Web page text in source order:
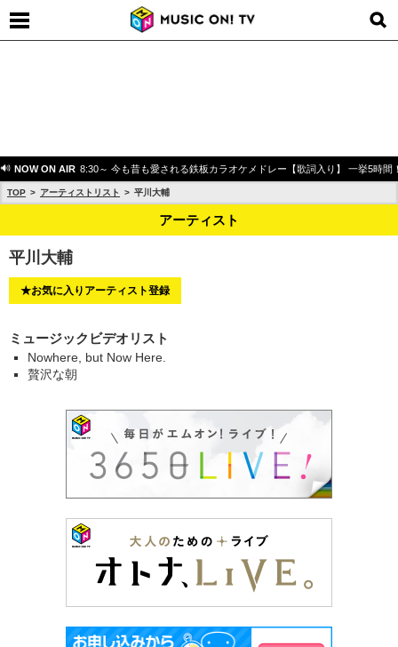
NOW ON AIR 8:30～ 今も昔も愛される鉄板カラオケメドレー【歌詞入り】 一挙5時間
TOP アーティストリスト 平川大輔
アーティスト
平川大輔
★お気に入りアーティスト登録
ミュージックビデオリスト
Nowhere, but Now Here.
贅沢な朝